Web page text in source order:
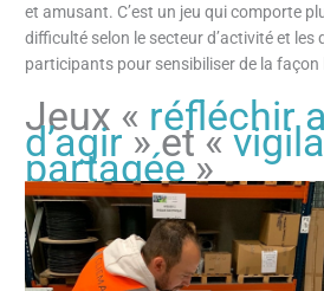
et amusant. C’est un jeu qui comporte
difficulté selon le secteur d’activité et
participants pour sensibiliser de la façon
Jeux « réfléchir
d’agir» et «
partagée»